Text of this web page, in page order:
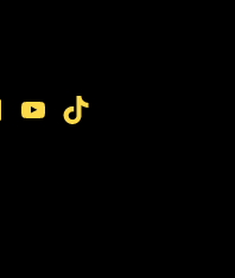
YouTube TikTok